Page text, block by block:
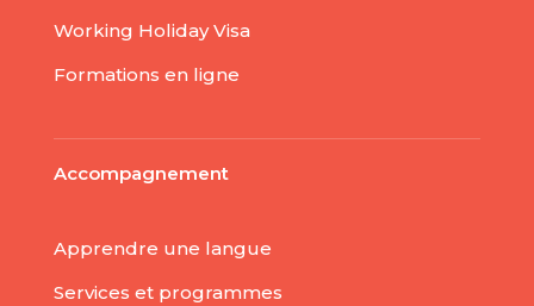
Working Holiday Visa
Formations en ligne
Accompagnement
Apprendre une langue
Services et programmes